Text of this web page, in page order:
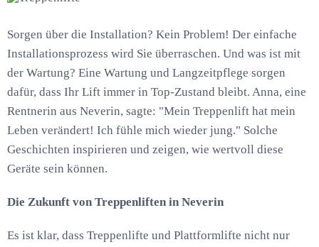
Sorgen über die Installation? Kein Problem! Der einfache
Installationsprozess wird Sie überraschen. Und was ist mit
der Wartung? Eine Wartung und Langzeitpflege sorgen
dafür, dass Ihr Lift immer in Top-Zustand bleibt. Anna, eine
Rentnerin aus Neverin, sagte: "Mein Treppenlift hat mein
Leben verändert! Ich fühle mich wieder jung." Solche
Geschichten inspirieren und zeigen, wie wertvoll diese
Geräte sein können.
Die Zukunft von Treppenliften in Neverin
Es ist klar, dass Treppenlifte und Plattformlifte nicht nur